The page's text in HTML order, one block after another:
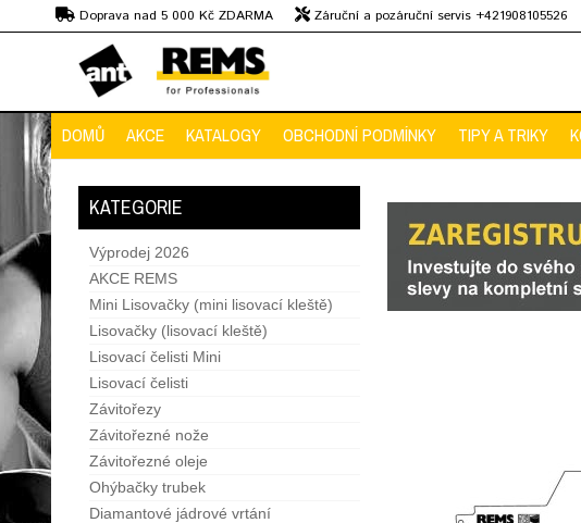
Doprava nad 5 000 Kč ZDARMA Záruční a pozáruční servis +421908105526
Předvedení strojů
DOMŮ AKCE KATALOGY OBCHODNÍ PODMÍNKY TIPY A TRIKY
KATEGORIE
Výprodej 2026
AKCE REMS
Mini Lisovačky (mini lisovací kleště)
Lisovačky (lisovací kleště)
Lisovací čelisti Mini
Lisovací čelisti
Závitořezy
Závitořezné nože
Závitořezné oleje
Ohýbačky trubek
Diamantové jádrové vrtání